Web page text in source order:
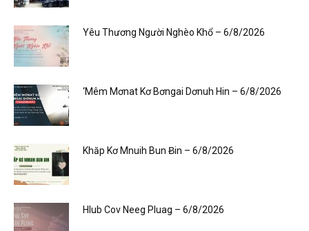
Yêu Thương Người Nghèo Khổ – 6/8/2026
‘Mêm Mơnat Kơ Bơngai Dơnuh Hin – 6/8/2026
Khăp Kơ Mnuih Bun Ƀin – 6/8/2026
Hlub Cov Neeg Pluag – 6/8/2026